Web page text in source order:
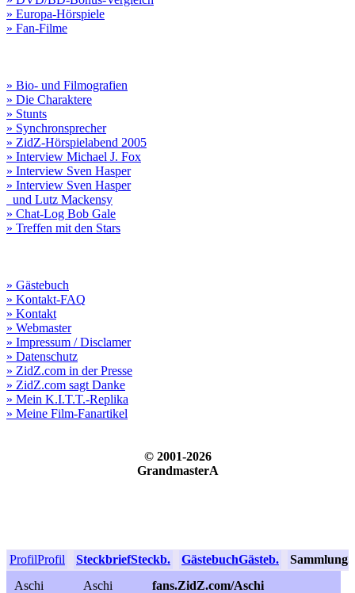
» Europa-Hörspiele
» Fan-Filme
» Bio- und Filmografien
» Die Charaktere
» Stunts
» Synchronsprecher
» ZidZ-Hörspielabend 2005
» Interview Michael J. Fox
» Interview Sven Hasper
» Interview Sven Hasper
und Lutz Mackensy
» Chat-Log Bob Gale
» Treffen mit den Stars
» Gästebuch
» Kontakt-FAQ
» Kontakt
» Webmaster
» Impressum / Disclamer
» Datenschutz
» ZidZ.com in der Presse
» ZidZ.com sagt Danke
» Mein K.I.T.T.-Replika
» Meine Film-Fanartikel
© 2001-2026
GrandmasterA
ProfilProfil SteckbriefSteckb. GästebuchGästeb. Sammlung
Aschi
Aschi fans.ZidZ.com/Aschi